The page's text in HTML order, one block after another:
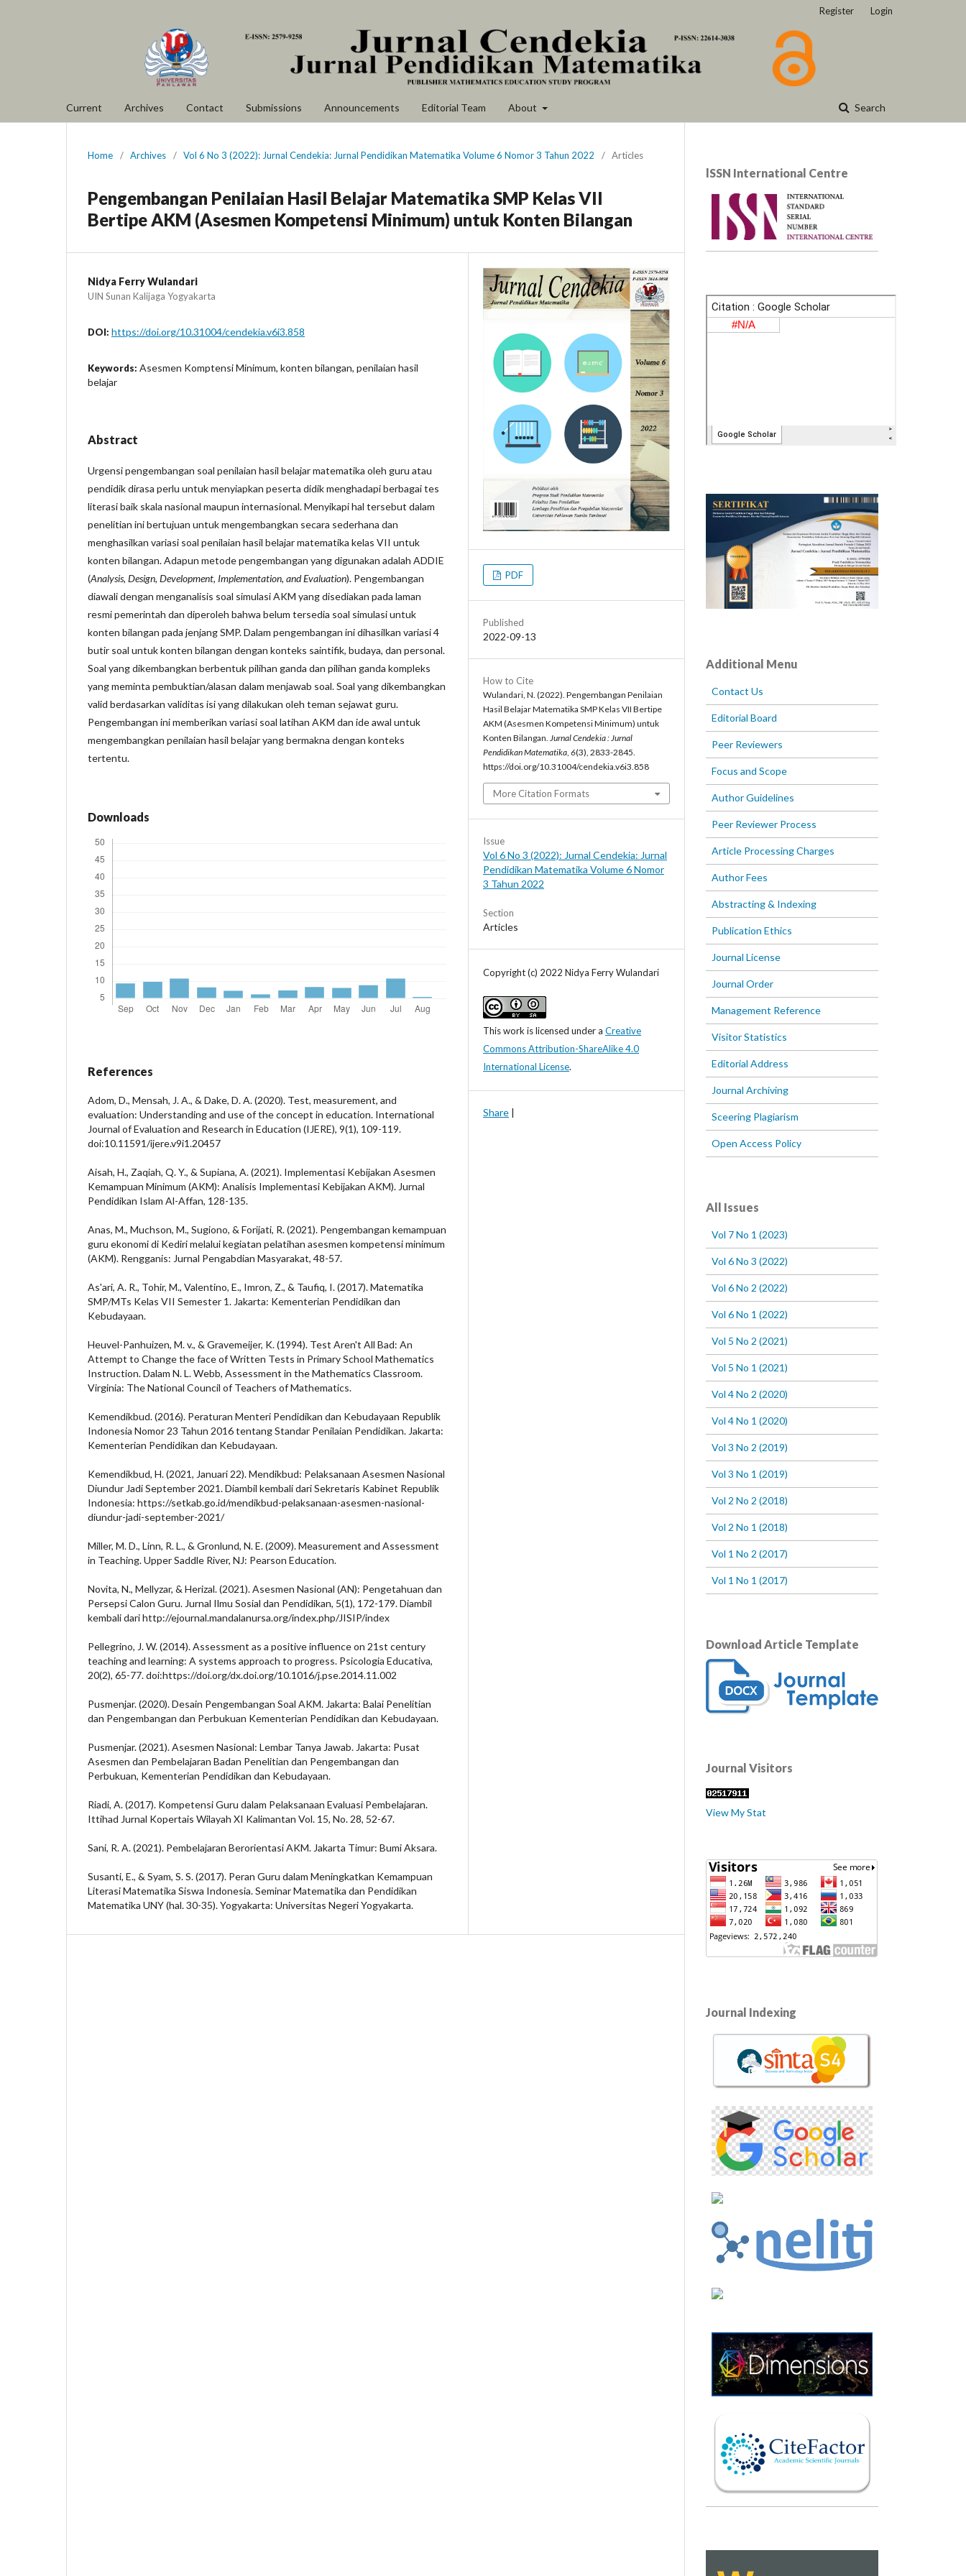
Current Archives Contact Submissions Announcements Editorial Team About Search
Register Login
Home / Archives / Vol 6 No 3 (2022): Jurnal Cendekia: Jurnal Pendidikan Matematika Volume 6 Nomor 3 Tahun 2022 / Articles
Pengembangan Penilaian Hasil Belajar Matematika SMP Kelas VII
Bertipe AKM (Asesmen Kompetensi Minimum) untuk Konten Bilangan
Nidya Ferry Wulandari
UIN Sunan Kalijaga Yogyakarta
DOI: https://doi.org/10.31004/cendekia.v6i3.858
Keywords: Asesmen Komptensi Minimum, konten bilangan, penilaian hasil
belajar
Abstract
Urgensi pengembangan soal penilaian hasil belajar matematika oleh guru atau
pendidik dirasa perlu untuk menyiapkan peserta didik menghadapi berbagai tes
literasi baik skala nasional maupun internasional. Menyikapi hal tersebut dalam
penelitian ini bertujuan untuk mengembangkan secara sederhana dan
menghasilkan variasi soal penilaian hasil belajar matematika kelas VII untuk
konten bilangan. Adapun metode pengembangan yang digunakan adalah ADDIE
(Analysis, Design, Development, Implementation, and Evaluation). Pengembangan
diawali dengan menganalisis soal simulasi AKM yang disediakan pada laman
resmi pemerintah dan diperoleh bahwa belum tersedia soal simulasi untuk
konten bilangan pada jenjang SMP. Dalam pengembangan ini dihasilkan variasi 4
butir soal untuk konten bilangan dengan konteks saintifik, budaya, dan personal.
Soal yang dikembangkan berbentuk pilihan ganda dan pilihan ganda kompleks
yang meminta pembuktian/alasan dalam menjawab soal. Soal yang dikembangkan
valid berdasarkan validitas isi yang dilakukan oleh teman sejawat guru.
Pengembangan ini memberikan variasi soal latihan AKM dan ide awal untuk
mengembangkan penilaian hasil belajar yang bermakna dengan konteks
tertentu.
Downloads
References
Adom, D., Mensah, J. A., & Dake, D. A. (2020). Test, measurement, and
evaluation: Understanding and use of the concept in education. International
Journal of Evaluation and Research in Education (IJERE), 9(1), 109-119.
doi:10.11591/ijere.v9i1.20457
Aisah, H., Zaqiah, Q. Y., & Supiana, A. (2021). Implementasi Kebijakan Asesmen
Kemampuan Minimum (AKM): Analisis Implementasi Kebijakan AKM). Jurnal
Pendidikan Islam Al-Affan, 128-135.
Anas, M., Muchson, M., Sugiono, & Forijati, R. (2021). Pengembangan kemampuan
guru ekonomi di Kediri melalui kegiatan pelatihan asesmen kompetensi minimum
(AKM). Rengganis: Jurnal Pengabdian Masyarakat, 48-57.
As'ari, A. R., Tohir, M., Valentino, E., Imron, Z., & Taufiq, I. (2017). Matematika
SMP/MTs Kelas VII Semester 1. Jakarta: Kementerian Pendidikan dan
Kebudayaan.
Heuvel-Panhuizen, M. v., & Gravemeijer, K. (1994). Test Aren't All Bad: An
Attempt to Change the face of Written Tests in Primary School Mathematics
Instruction. Dalam N. L. Webb, Assessment in the Mathematics Classroom.
Virginia: The National Council of Teachers of Mathematics.
Kemendikbud. (2016). Peraturan Menteri Pendidikan dan Kebudayaan Republik
Indonesia Nomor 23 Tahun 2016 tentang Standar Penilaian Pendidikan. Jakarta:
Kementerian Pendidikan dan Kebudayaan.
Kemendikbud, H. (2021, Januari 22). Mendikbud: Pelaksanaan Asesmen Nasional
Diundur Jadi September 2021. Diambil kembali dari Sekretaris Kabinet Republik
Indonesia: https://setkab.go.id/mendikbud-pelaksanaan-asesmen-nasional-
diundur-jadi-september-2021/
Miller, M. D., Linn, R. L., & Gronlund, N. E. (2009). Measurement and Assessment
in Teaching. Upper Saddle River, NJ: Pearson Education.
Novita, N., Mellyzar, & Herizal. (2021). Asesmen Nasional (AN): Pengetahuan dan
Persepsi Calon Guru. Jurnal Ilmu Sosial dan Pendidikan, 5(1), 172-179. Diambil
kembali dari http://ejournal.mandalanursa.org/index.php/JISIP/index
Pellegrino, J. W. (2014). Assessment as a positive influence on 21st century
teaching and learning: A systems approach to progress. Psicologia Educativa,
20(2), 65-77. doi:https://doi.org/dx.doi.org/10.1016/j.pse.2014.11.002
Pusmenjar. (2020). Desain Pengembangan Soal AKM. Jakarta: Balai Penelitian
dan Pengembangan dan Perbukuan Kementerian Pendidikan dan Kebudayaan.
Pusmenjar. (2021). Asesmen Nasional: Lembar Tanya Jawab. Jakarta: Pusat
Asesmen dan Pembelajaran Badan Penelitian dan Pengembangan dan
Perbukuan, Kementerian Pendidikan dan Kebudayaan.
Riadi, A. (2017). Kompetensi Guru dalam Pelaksanaan Evaluasi Pembelajaran.
Ittihad Jurnal Kopertais Wilayah XI Kalimantan Vol. 15, No. 28, 52-67.
Sani, R. A. (2021). Pembelajaran Berorientasi AKM. Jakarta Timur: Bumi Aksara.
Susanti, E., & Syam, S. S. (2017). Peran Guru dalam Meningkatkan Kemampuan
Literasi Matematika Siswa Indonesia. Seminar Matematika dan Pendidikan
Matematika UNY (hal. 30-35). Yogyakarta: Universitas Negeri Yogyakarta.
PDF
Published
2022-09-13
How to Cite
Wulandari, N. (2022). Pengembangan Penilaian
Hasil Belajar Matematika SMP Kelas VII Bertipe
AKM (Asesmen Kompetensi Minimum) untuk
Konten Bilangan. Jurnal Cendekia : Jurnal
Pendidikan Matematika, 6(3), 2833-2845.
https://doi.org/10.31004/cendekia.v6i3.858
More Citation Formats
Issue
Vol 6 No 3 (2022): Jurnal Cendekia: Jurnal
Pendidikan Matematika Volume 6 Nomor
3 Tahun 2022
Section
Articles
Copyright (c) 2022 Nidya Ferry Wulandari
This work is licensed under a Creative
Commons Attribution-ShareAlike 4.0
International License.
Share |
lSSN International Centre
Additional Menu
Contact Us
Editorial Board
Peer Reviewers
Focus and Scope
Author Guidelines
Peer Reviewer Process
Article Processing Charges
Author Fees
Abstracting & Indexing
Publication Ethics
Journal License
Journal Order
Management Reference
Visitor Statistics
Editorial Address
Journal Archiving
Sceering Plagiarism
Open Access Policy
All Issues
Vol 7 No 1 (2023)
Vol 6 No 3 (2022)
Vol 6 No 2 (2022)
Vol 6 No 1 (2022)
Vol 5 No 2 (2021)
Vol 5 No 1 (2021)
Vol 4 No 2 (2020)
Vol 4 No 1 (2020)
Vol 3 No 2 (2019)
Vol 3 No 1 (2019)
Vol 2 No 2 (2018)
Vol 2 No 1 (2018)
Vol 1 No 2 (2017)
Vol 1 No 1 (2017)
Download Article Template
Journal Visitors
View My Stat
Journal Indexing